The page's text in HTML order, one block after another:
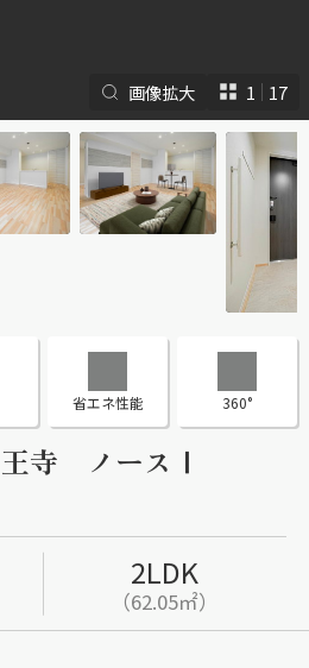
ーメゾンセレクショ
ア向け
画像拡大 1 17
省エネ性能 360°
王寺 ノースⅠ
2LDK
（62.05㎡）